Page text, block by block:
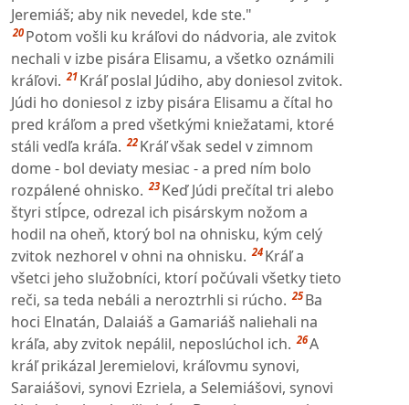
Jeremiáš; aby nik nevedel, kde ste."
20 Potom vošli ku kráľovi do nádvoria, ale zvitok
nechali v izbe pisára Elisamu, a všetko oznámili
kráľovi. 21 Kráľ poslal Júdiho, aby doniesol zvitok.
Júdi ho doniesol z izby pisára Elisamu a čítal ho
pred kráľom a pred všetkými kniežatami, ktoré
stáli vedľa kráľa. 22 Kráľ však sedel v zimnom
dome - bol deviaty mesiac - a pred ním bolo
rozpálené ohnisko. 23 Keď Júdi prečítal tri alebo
štyri stĺpce, odrezal ich pisárskym nožom a
hodil na oheň, ktorý bol na ohnisku, kým celý
zvitok nezhorel v ohni na ohnisku. 24 Kráľ a
všetci jeho služobníci, ktorí počúvali všetky tieto
reči, sa teda nebáli a neroztrhli si rúcho. 25 Ba
hoci Elnatán, Dalaiáš a Gamariáš naliehali na
kráľa, aby zvitok nepálil, neposlúchol ich. 26A
kráľ prikázal Jeremielovi, kráľovmu synovi,
Saraiášovi, synovi Ezriela, a Selemiášovi, synovi